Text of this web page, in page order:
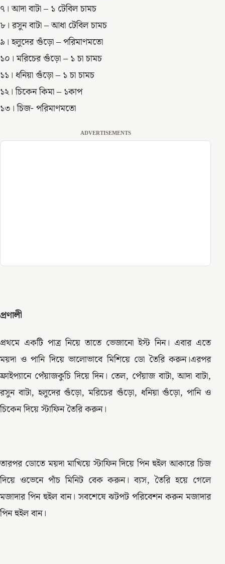
৭। আদা বাটা – ১ টেবিল চামচ
৮। রসুন বাটা – আধা টেবিল চামচ
৯। হলুদের গুঁড়ো – পরিমাণমতো
১০। মরিচের গুঁড়ো – ১ চা চামচ
১১। ধনিয়া গুঁড়ো – ১ চা চামচ
১২। চিকেন কিমা – ১কাপ
১৩। চিজ- পরিমাণমতো
ADVERTISEMENTS
প্রণালী
প্রথমে একটি পাত্র নিয়ে তাতে ভেজানো ইস্ট নিন। এবার এতে
ময়দা ও পানি দিয়ে ভালোভাবে মিশিয়ে ডো তৈরি করুন।এরপর
ফ্রাইপ্যানে পেঁয়াজকুচি দিয়ে দিন। তেল, পেঁয়াজ বাটা, আদা বাটা,
রসুন বাটা, হলুদের গুঁড়ো, মরিচের গুঁড়ো, ধনিয়া গুঁড়ো, পানি ও
চিকেন দিয়ে স্টাফিন তৈরি করুন।
তারপর ডোতে ময়দা মাখিয়ে স্টাফিন দিয়ে পিন হুইল আকারে চিজ
দিয়ে ওভেনে পাঁচ মিনিট বেক করুন। ব্যস, তৈরি হয়ে গেলে
মজাদার পিন হুইল বান। সবশেষে ঝটপট পরিবেশন করুন মজাদার
পিন হুইল বান।